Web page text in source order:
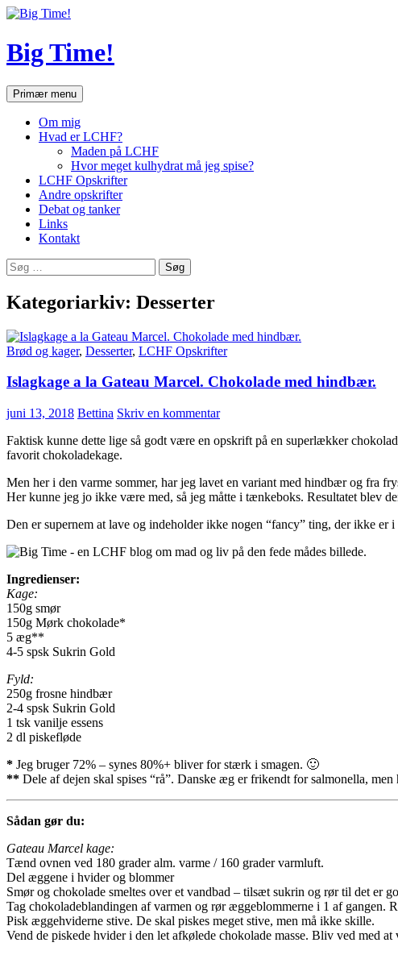
Hop
indhold
Big Time!
SøgPrimær menu
Om mig
Hvad er LCHF?
Maden på LCHF
Hvor meget kulhydrat må jeg spise?
LCHF Opskrifter
Andre opskrifter
Debat og tanker
Links
Kontakt
Søg
efter:
Kategoriarkiv: Desserter
Brød og kager, Desserter, LCHF Opskrifter
Islagkage a la Gateau Marcel. Chokolade med hindbær.
juni 13, 2018 Bettina Skriv en kommentar
Faktisk kunne dette lige så godt være en opskrift på en superlækker
favorit chokoladekage.
Men her i den varme sommer, har jeg lavet en variant med hindbær og fra
Her kunne jeg jo ikke være med, så jeg måtte i tænkeboks. Resultatet blev
Den er supernem at lave og indeholder ikke nogen “fancy” ting, der ikke
Ingredienser:
Kage:
150g smør
150g Mørk chokolade*
5 æg**
4-5 spsk Sukrin Gold
Fyld:
250g frosne hindbær
2-4 spsk Sukrin Gold
1 tsk vanilje essens
2 dl piskefløde
* Jeg bruger 72% – synes 80%+ bliver for stærk i smagen. 🙂
** Dele af dejen skal spises “rå”. Danske æg er frikendt for salmonella,
Sådan gør du:
Gateau Marcel kage:
Tænd ovnen ved 180 grader alm. varme / 160 grader varmluft.
Del æggene i hvider og blommer
Smør og chokolade smeltes over et vandbad – tilsæt sukrin og rør til det er
Tag chokoladeblandingen af varmen og rør æggeblommerne i 1 af gangen.
Pisk æggehviderne stive. De skal piskes meget stive, men må ikke skille.
Vend de piskede hvider i den let afkølede chokolade masse. Bliv ved med